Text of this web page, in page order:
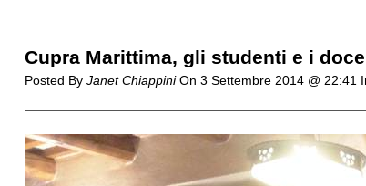
Cupra Marittima, gli studenti e i
Posted By Janet ChiappiniOn 3 Settembre 2014 @ 22:41